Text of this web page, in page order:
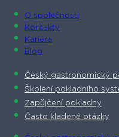
O společnosti​
Kontakty
Kariéra
Blog
Český gastronomický
Školení pokladního
Zapůjčení pokladny
Často kladené otázky